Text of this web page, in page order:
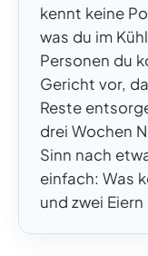
kennt keine
was du im
Personen du
Gericht vor,
Reste
drei Wochen
Sinn nach
einfach: Was
und zwei